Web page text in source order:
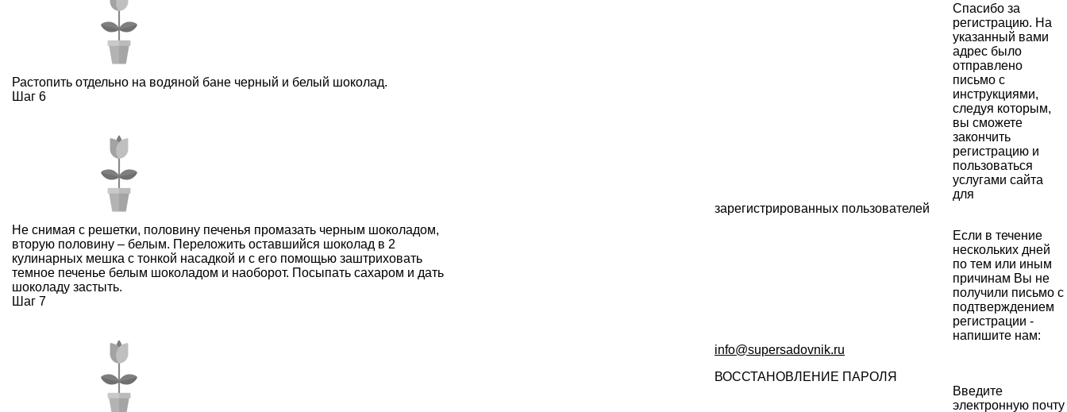
Растопить отдельно на водяной бане черный и белый шоколад.
Шаг 6
Не снимая с решетки, половину печенья промазать черным шоколадом,
вторую половину – белым. Переложить оставшийся шоколад в 2
кулинарных мешка с тонкой насадкой и с его помощью заштриховать
темное печенье белым шоколадом и наоборот. Посыпать сахаром и дать
шоколаду застыть.
Шаг 7
Спасибо за
регистрацию. На
указанный вами
адрес было
отправлено
письмо с
инструкциями,
следуя которым,
вы сможете
закончить
регистрацию и
пользоваться
услугами сайта
для
зарегистрированных пользователей
Если в течение
нескольких дней
по тем или иным
причинам Вы не
получили письмо с
подтверждением
регистрации -
напишите нам:
info@supersadovnik.ru
ВОССТАНОВЛЕНИЕ ПАРОЛЯ
Введите
электронную почту